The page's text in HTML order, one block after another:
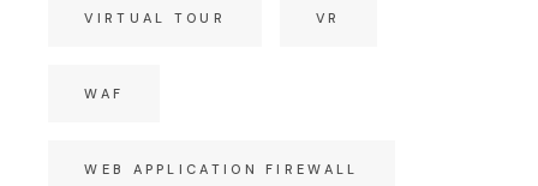
VIRTUAL TOUR VR
WAF
WEB APPLICATION FIREWALL